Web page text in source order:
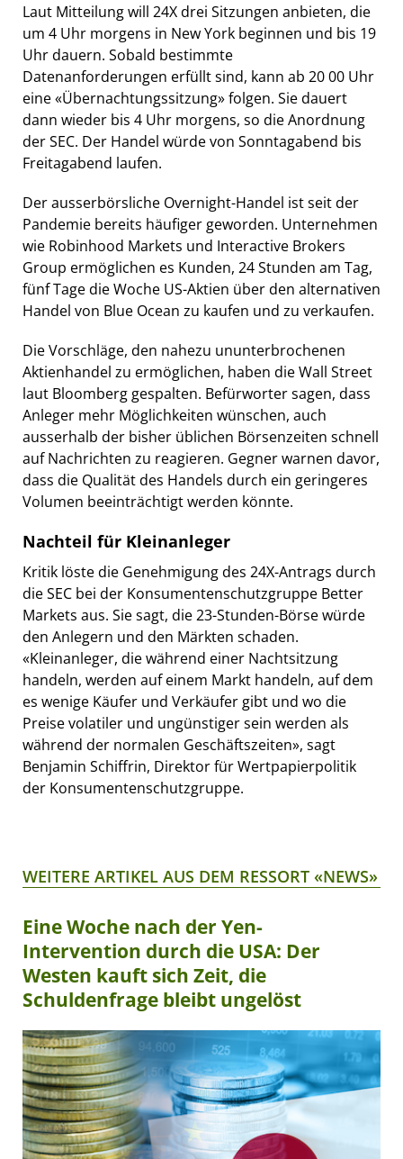
Laut Mitteilung will 24X drei Sitzungen anbieten, die
um 4 Uhr morgens in New York beginnen und bis 19
Uhr dauern. Sobald bestimmte
Datenanforderungen erfüllt sind, kann ab 20 00 Uhr
eine «Übernachtungssitzung» folgen. Sie dauert
dann wieder bis 4 Uhr morgens, so die Anordnung
der SEC. Der Handel würde von Sonntagabend bis
Freitagabend laufen.
Der ausserbörsliche Overnight-Handel ist seit der
Pandemie bereits häufiger geworden. Unternehmen
wie Robinhood Markets und Interactive Brokers
Group ermöglichen es Kunden, 24 Stunden am Tag,
fünf Tage die Woche US-Aktien über den alternativen
Handel von Blue Ocean zu kaufen und zu verkaufen.
Die Vorschläge, den nahezu ununterbrochenen
Aktienhandel zu ermöglichen, haben die Wall Street
laut Bloomberg gespalten. Befürworter sagen, dass
Anleger mehr Möglichkeiten wünschen, auch
ausserhalb der bisher üblichen Börsenzeiten schnell
auf Nachrichten zu reagieren. Gegner warnen davor,
dass die Qualität des Handels durch ein geringeres
Volumen beeinträchtigt werden könnte.
Nachteil für Kleinanleger
Kritik löste die Genehmigung des 24X-Antrags durch
die SEC bei der Konsumentenschutzgruppe Better
Markets aus. Sie sagt, die 23-Stunden-Börse würde
den Anlegern und den Märkten schaden.
«Kleinanleger, die während einer Nachtsitzung
handeln, werden auf einem Markt handeln, auf dem
es wenige Käufer und Verkäufer gibt und wo die
Preise volatiler und ungünstiger sein werden als
während der normalen Geschäftszeiten», sagt
Benjamin Schiffrin, Direktor für Wertpapierpolitik
der Konsumentenschutzgruppe.
WEITERE ARTIKEL AUS DEM RESSORT «NEWS»
Eine Woche nach der Yen-
Intervention durch die USA: Der
Westen kauft sich Zeit, die
Schuldenfrage bleibt ungelöst